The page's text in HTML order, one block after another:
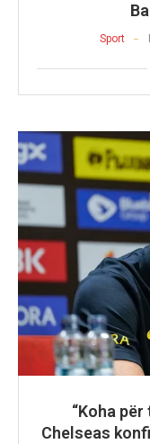
Sport
“Koha
Chelseas